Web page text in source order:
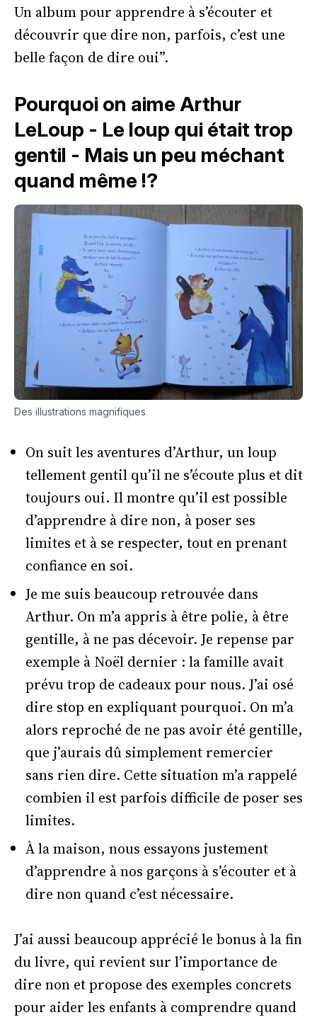
Un album pour apprendre à s’écouter et
découvrir que dire non, parfois, c’est une
belle façon de dire oui”.
Pourquoi on aime Arthur
LeLoup - Le loup qui était trop
gentil - Mais un peu méchant
quand même !?
Des illustrations magnifiques
On suit les aventures d’Arthur, un loup
tellement gentil qu’il ne s’écoute plus et dit
toujours oui. Il montre qu’il est possible
d’apprendre à dire non, à poser ses
limites et à se respecter, tout en prenant
confiance en soi.
Je me suis beaucoup retrouvée dans
Arthur. On m’a appris à être polie, à être
gentille, à ne pas décevoir. Je repense par
exemple à Noël dernier : la famille avait
prévu trop de cadeaux pour nous. J’ai osé
dire stop en expliquant pourquoi. On m’a
alors reproché de ne pas avoir été gentille,
que j’aurais dû simplement remercier
sans rien dire. Cette situation m’a rappelé
combien il est parfois difficile de poser ses
limites.
À la maison, nous essayons justement
d’apprendre à nos garçons à s’écouter et à
dire non quand c’est nécessaire.
J’ai aussi beaucoup apprécié le bonus à la fin
du livre, qui revient sur l’importance de
dire non et propose des exemples concrets
pour aider les enfants à comprendre quand